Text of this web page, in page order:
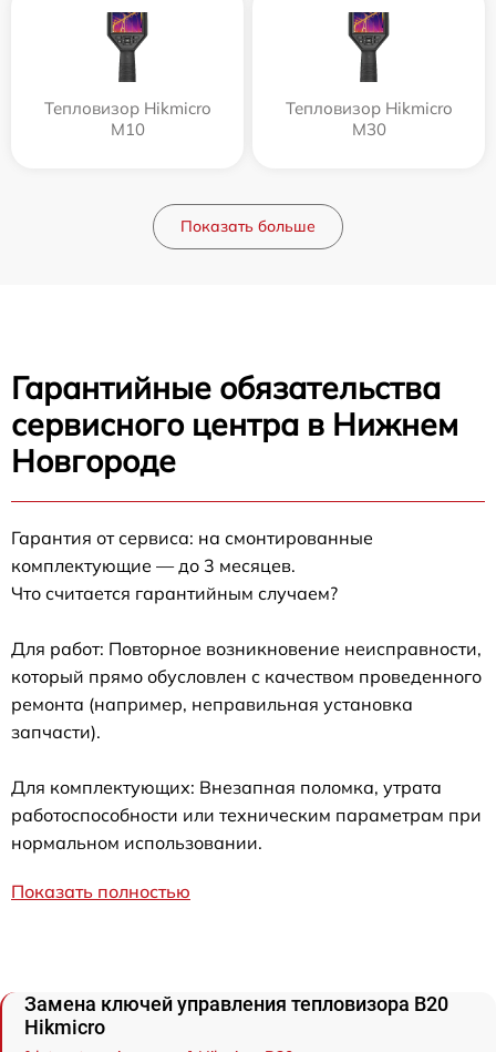
Тепловизор Hikmicro
M10
Тепловизор Hikmicro
M30
Показать больше
Гарантийные обязательства
сервисного центра в Нижнем
Новгороде
Гарантия от сервиса: на смонтированные
комплектующие — до 3 месяцев.
Что считается гарантийным случаем?
Для работ: Повторное возникновение неисправности,
который прямо обусловлен с качеством проведенного
ремонта (например, неправильная установка
запчасти).
Для комплектующих: Внезапная поломка, утрата
работоспособности или техническим параметрам при
нормальном использовании.
Показать полностью
Замена ключей управления тепловизора B20
Hikmicro